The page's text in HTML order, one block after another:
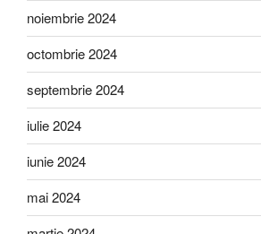
noiembrie 2024
octombrie 2024
septembrie 2024
iulie 2024
iunie 2024
mai 2024